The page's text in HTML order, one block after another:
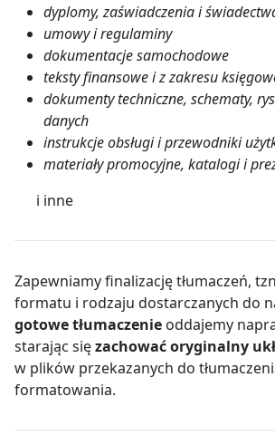
dyplomy, zaświadczenia i
umowy i regulaminy
dokumentacje samochodowe
teksty finansowe i z zakresu
dokumenty techniczne, schematy,
danych
instrukcje obsługi i przewodniki
materiały promocyjne, katalogi i
i inne
Zapewniamy finalizację tłumaczeń,
formatu i rodzaju dostarczanych do
gotowe tłumaczenie oddajemy
starając sięzachować oryginalny
w plików przekazanych do
formatowania.